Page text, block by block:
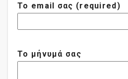
Το email σας (required)
Το μήνυμά σας